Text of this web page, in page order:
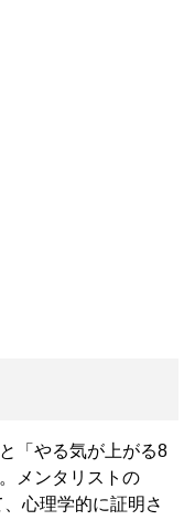
「やる気が上がる8
メンタリストの
心理学的に証明さ